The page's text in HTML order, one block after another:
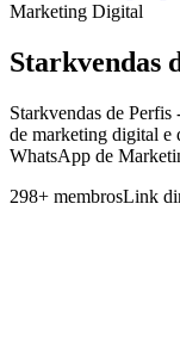
Marketing Digital
Starkvendas
Starkvendas de
de marketing digital e
WhatsApp de
298+ membrosLink